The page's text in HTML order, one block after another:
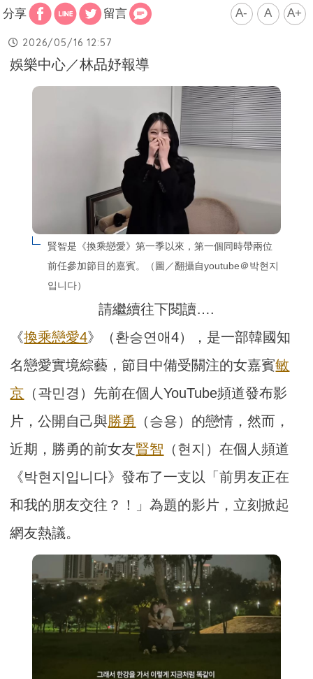
分享 留言 A- A A+
2026/05/16 12:57
娛樂中心／林品妤報導
賢智是《換乘戀愛》第一季以來，第一個同時帶兩位
前任參加節目的嘉賓。（圖／翻攝自youtube＠박현지
입니다）
請繼續往下閱讀….
《換乘戀愛4》（환승연애4），是一部韓國知
名戀愛實境綜藝，節目中備受關注的女嘉賓敏
京 （곽민경）先前在個人YouTube頻道發布影
片，公開自己與勝勇
（승용）的戀情，然而，
近期，勝勇的前女友賢智 （현지）在個人頻道
《박현지입니다》發布了一支以「前男友正在
和我的朋友交往？！」為題的影片，立刻掀起
網友熱議。